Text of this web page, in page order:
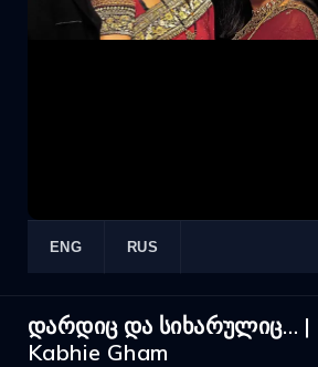
ENG RUS
დარდიც და სიხარულიც… |
Kabhie Gham